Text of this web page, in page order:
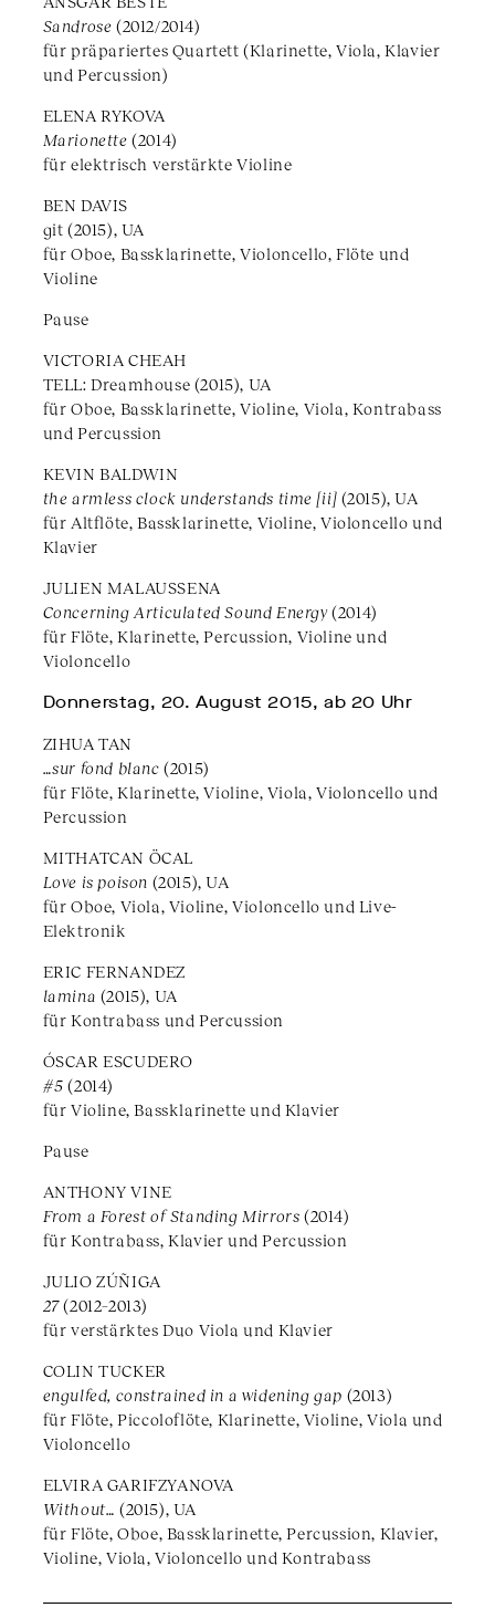
Sandrose (2012/2014)
für präpariertes Quartett (Klarinette, Viola, Klavier
und Percussion)
ELENA RYKOVA
Marionette (2014)
für elektrisch verstärkte Violine
BEN DAVIS
git (2015), UA
für Oboe, Bassklarinette, Violoncello, Flöte und
Violine
Pause
VICTORIA CHEAH
TELL: Dreamhouse (2015), UA
für Oboe, Bassklarinette, Violine, Viola, Kontrabass
und Percussion
KEVIN BALDWIN
the armless clock understands time [ii] (2015), UA
für Altflöte, Bassklarinette, Violine, Violoncello und
Klavier
JULIEN MALAUSSENA
Concerning Articulated Sound Energy(2014)
für Flöte, Klarinette, Percussion, Violine und
Violoncello
Donnerstag, 20. August 2015, ab 20 Uhr
ZIHUA TAN
…sur fond blanc(2015)
für Flöte, Klarinette, Violine, Viola, Violoncello und
Percussion
MITHATCAN ÖCAL
Love is poison (2015), UA
für Oboe, Viola, Violine, Violoncello und Live-
Elektronik
ERIC FERNANDEZ
lamina (2015), UA
für Kontrabass und Percussion
ÓSCAR ESCUDERO
#5 (2014)
für Violine, Bassklarinette und Klavier
Pause
ANTHONY VINE
From a Forest of Standing Mirrors(2014)
für Kontrabass, Klavier und Percussion
JULIO ZÚÑIGA
27(2012–2013)
für verstärktes Duo Viola und Klavier
COLIN TUCKER
engulfed, constrained in a widening gap (2013)
für Flöte, Piccoloflöte, Klarinette, Violine, Viola und
Violoncello
ELVIRA GARIFZYANOVA
Without… (2015), UA
für Flöte, Oboe, Bassklarinette, Percussion, Klavier,
Violine, Viola, Violoncello und Kontrabass